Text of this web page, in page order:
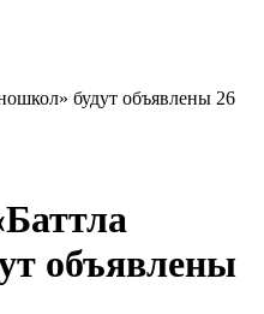
будут объявлены 26
объявлены